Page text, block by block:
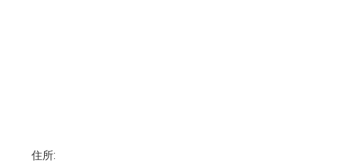
住所: